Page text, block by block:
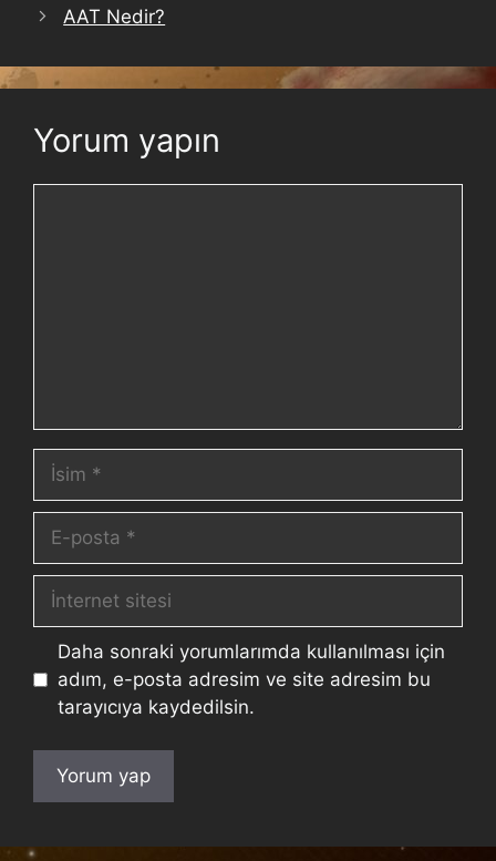
AAT Nedir?
Yorum yapın
Daha sonraki yorumlarımda kullanılması için
adım, e-posta adresim ve site adresim bu
tarayıcıya kaydedilsin.